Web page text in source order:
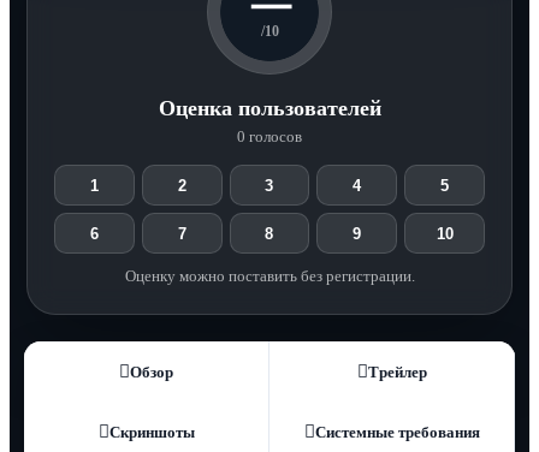
/10
Оценка пользователей
0 голосов
1 2 3 4 5
6 7 8 9 10
Оценку можно поставить без регистрации.
Обзор Трейлер
Скриншоты Системные требования